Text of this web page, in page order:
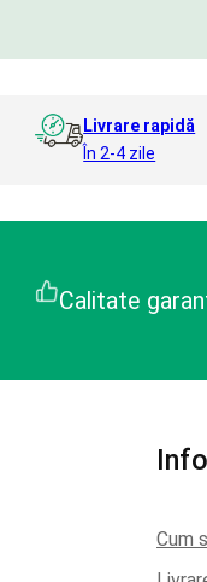
Livrare rapidă
În 2-4 zile
Calitate
Cum